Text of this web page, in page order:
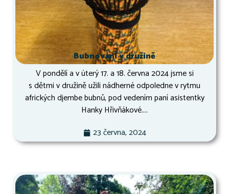
Bubnování v družině
V pondělí a v úterý 17. a 18. června 2024 jsme si
s dětmi v družině užili nádherné odpoledne v rytmu
afrických djembe bubnů, pod vedením paní asistentky
Hanky Hřivňákové....
23 června, 2024